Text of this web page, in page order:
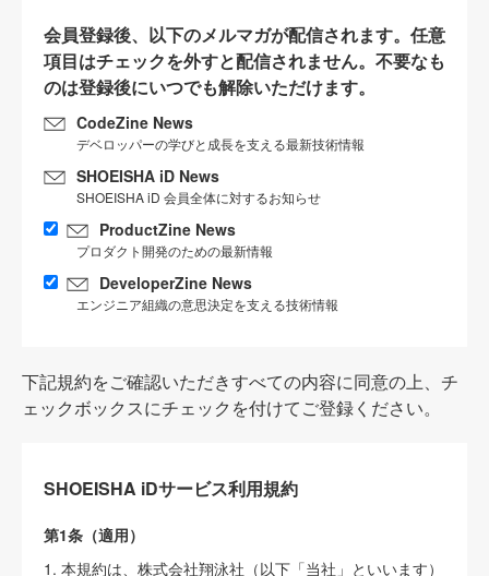
会員登録後、以下のメルマガが配信されます。任意
項目はチェックを外すと配信されません。不要なも
のは登録後にいつでも解除いただけます。
CodeZine News
デベロッパーの学びと成長を支える最新技術情報
SHOEISHA iD News
SHOEISHA iD 会員全体に対するお知らせ
ProductZine News
プロダクト開発のための最新情報
DeveloperZine News
エンジニア組織の意思決定を支える技術情報
下記規約をご確認いただきすべての内容に同意の上、チ
ェックボックスにチェックを付けてご登録ください。
SHOEISHA iDサービス利用規約
第1条（適用）
1. 本規約は、株式会社翔泳社（以下「当社」といいます）